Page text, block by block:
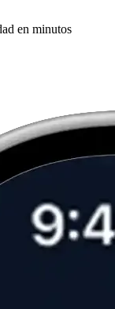
en minutos